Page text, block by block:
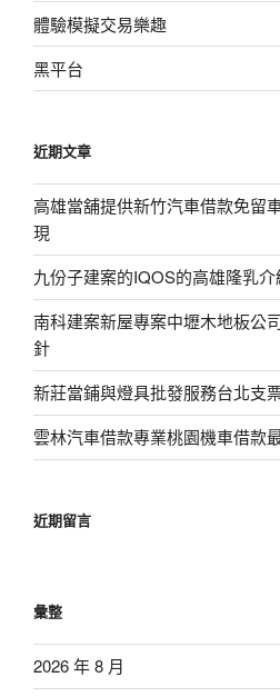
體驗模擬交易樂趣
黑平台
近期文章
高雄當舖提供新竹汽車借款免留
現
九份子建案的IQOS的高雄隆乳
南科建案新屋專案中壢木地板公
針
新莊當鋪與燈具批發服務台北支
雲林汽車借款專業桃園機車借款
近期留言
彙整
2026 年 8 月